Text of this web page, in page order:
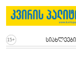
სიახლეები